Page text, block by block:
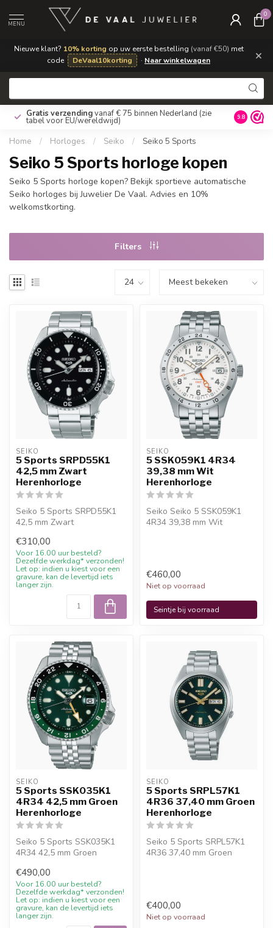
Nieuwe klant? 10% korting op uw eerste bestelling (vanaf €50) met
code
DeVaal10korting · Naar winkelwagen ×
MENU
0
Gratis verzendingvanaf € 75 binnen Nederland (zie
tabel voor EU/wereldwijd) 9.8
Home / Horloges / Seiko / Seiko 5 Sports
Seiko 5 Sports horloge kopen
Seiko 5 Sports horloge kopen? Bekijk sportieve automatische
Seiko horloges bij Juwelier De Vaal. Advies en 10%
welkomstkorting.
Filters
SEIKO
5 Sports SRPD55K1
42,5 mm Zwart
Herenhorloge
Seiko 5 Sports SRPD55K1
42,5 mm Zwart
welkomstkorting bij Juwe...
€310,00
Voor 16.00 uur besteld?
Dezelfde werkdag* verzonden!
Let op: indien u kiest voor een
gravure, kan de levertijd iets
langer zijn.
SEIKO
5 SSK059K1 4R34
39,38 mm Wit
Herenhorloge
Seiko Seiko 5 SSK059K1
4R34 39,38 mm Wit
€460,00
Niet op voorraad
Seintje bij voorraad
SEIKO
5 Sports SSK035K1
4R34 42,5 mm Groen
Herenhorloge
Seiko 5 Sports SSK035K1
4R34 42,5 mm Groen
officieel Seiko h...
€490,00
Voor 16.00 uur besteld?
Dezelfde werkdag* verzonden!
Let op: indien u kiest voor een
gravure, kan de levertijd iets
langer zijn.
SEIKO
5 Sports SRPL57K1
4R36 37,40 mm Groen
Herenhorloge
Seiko 5 Sports SRPL57K1
4R36 37,40 mm Groen
€400,00
Niet op voorraad